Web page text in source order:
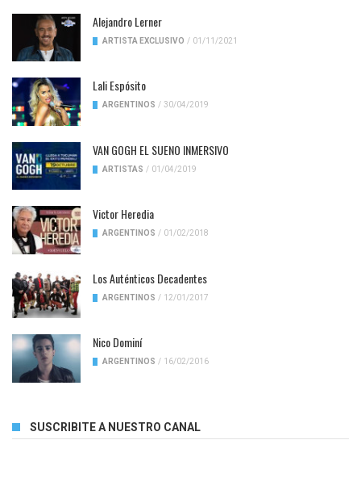
Alejandro Lerner
ARTISTA EXCLUSIVO / 01/11/2021
Lali Espósito
ARGENTINOS / 30/04/2019
VAN GOGH EL SUENO INMERSIVO
ARTISTAS / 01/04/2019
Victor Heredia
ARGENTINOS / 01/02/2018
Los Auténticos Decadentes
ARGENTINOS / 12/01/2017
Nico Dominí
ARGENTINOS / 16/02/2016
SUSCRIBITE A NUESTRO CANAL